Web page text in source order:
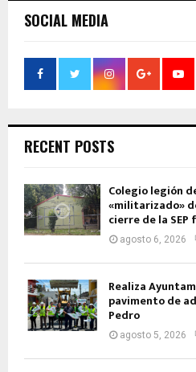
SOCIAL MEDIA
RECENT POSTS
Colegio legión
«militarizado»
cierre de la
agosto 6, 2026
Realiza
pavimento de
Pedro
agosto 5, 2026